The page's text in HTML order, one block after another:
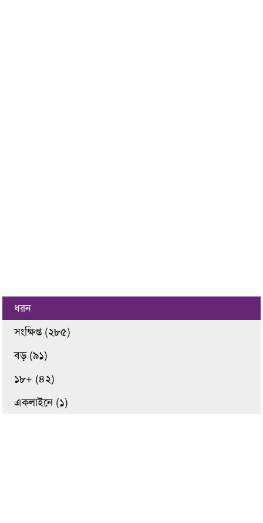
ধরন
সংক্ষিপ্ত (২৮৫)
বড় (৯১)
১৮+ (৪২)
একলাইনে (১)